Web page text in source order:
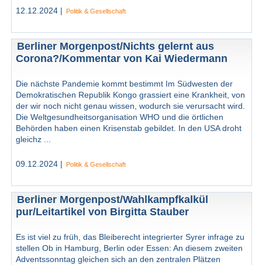
12.12.2024 | Politik & Gesellschaft
Berliner Morgenpost/Nichts gelernt aus
Corona?/Kommentar von Kai Wiedermann
Die nächste Pandemie kommt bestimmt Im Südwesten der
Demokratischen Republik Kongo grassiert eine Krankheit, von
der wir noch nicht genau wissen, wodurch sie verursacht wird.
Die Weltgesundheitsorganisation WHO und die örtlichen
Behörden haben einen Krisenstab gebildet. In den USA droht
gleichz ...
09.12.2024 | Politik & Gesellschaft
Berliner Morgenpost/Wahlkampfkalkül
pur/Leitartikel von Birgitta Stauber
Es ist viel zu früh, das Bleiberecht integrierter Syrer infrage zu
stellen Ob in Hamburg, Berlin oder Essen: An diesem zweiten
Adventssonntag gleichen sich an den zentralen Plätzen